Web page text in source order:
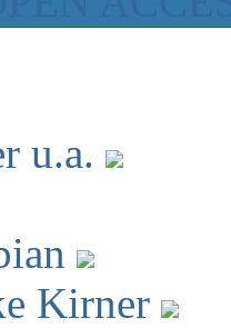
u.a.
Kirner